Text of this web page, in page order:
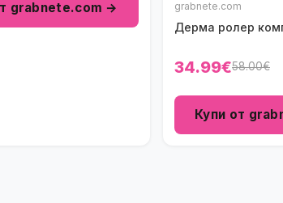
grabnete.com → grabnete.com
Дерма ролер
34.99€58.00€
Купи от